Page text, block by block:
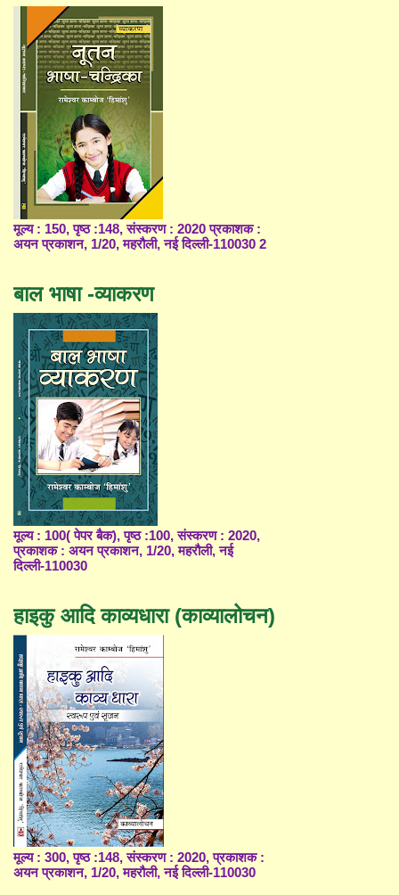
मूल्य : 150, पृष्ठ :148, संस्करण : 2020 प्रकाशक :
अयन प्रकाशन, 1/20, महरौली, नई दिल्ली-110030 2
बाल भाषा -व्याकरण
मूल्य : 100( पेपर बैक), पृष्ठ :100, संस्करण : 2020,
प्रकाशक : अयन प्रकाशन, 1/20, महरौली, नई
दिल्ली-110030
हाइकु आदि काव्यधारा (काव्यालोचन)
मूल्य : 300, पृष्ठ :148, संस्करण : 2020, प्रकाशक :
अयन प्रकाशन, 1/20, महरौली, नई दिल्ली-110030